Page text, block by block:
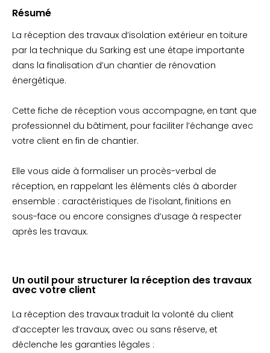
Résumé
La réception des travaux d’isolation extérieur en toiture
par la technique du Sarking est une étape importante
dans la finalisation d’un chantier de rénovation
énergétique.
Cette fiche de réception vous accompagne, en tant que
professionnel du bâtiment, pour faciliter l’échange avec
votre client en fin de chantier.
Elle vous aide à formaliser un procès-verbal de
réception, en rappelant les éléments clés à aborder
ensemble : caractéristiques de l’isolant, finitions en
sous-face ou encore consignes d’usage à respecter
après les travaux.
Un outil pour structurer la réception des travaux
avec votre client
La réception des travaux traduit la volonté du client
d’accepter les travaux, avec ou sans réserve, et
déclenche les garanties légales :